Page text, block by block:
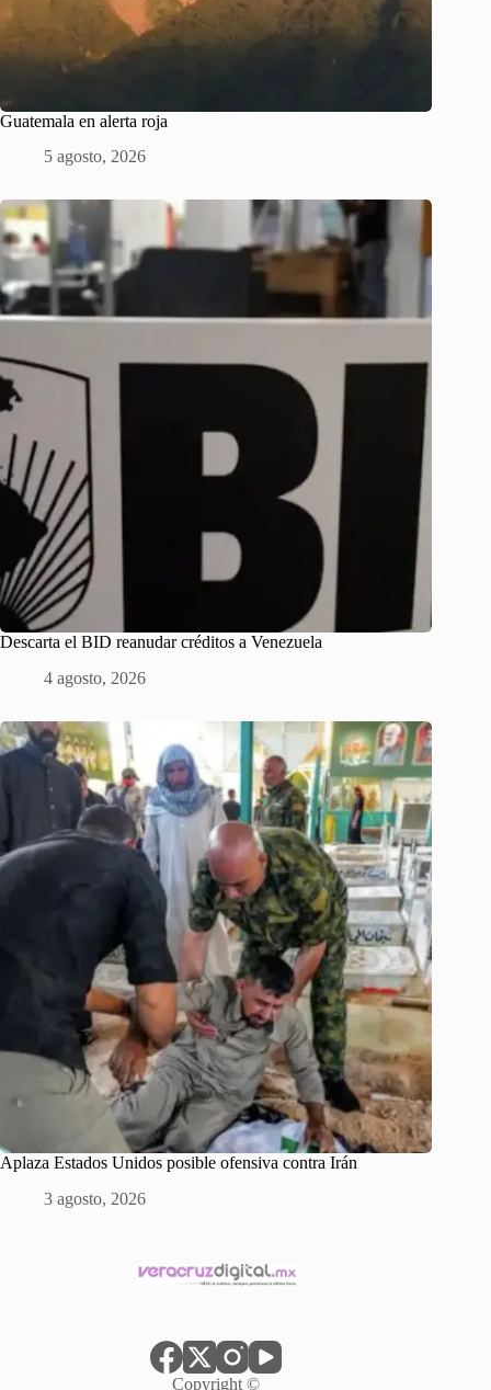
Guatemala en alerta roja
5 agosto, 2026
Descarta el BID reanudar créditos a Venezuela
4 agosto, 2026
Aplaza Estados Unidos posible ofensiva contra Irán
3 agosto, 2026
Copyright ©